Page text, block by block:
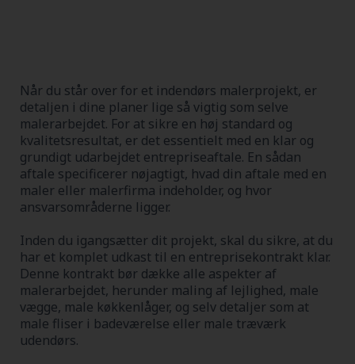
Når du står over for et indendørs malerprojekt, er
detaljen i dine planer lige så vigtig som selve
malerarbejdet. For at sikre en høj standard og
kvalitetsresultat, er det essentielt med en klar og
grundigt udarbejdet entrepriseaftale. En sådan
aftale specificerer nøjagtigt, hvad din aftale med en
maler eller malerfirma indeholder, og hvor
ansvarsområderne ligger.
Inden du igangsætter dit projekt, skal du sikre, at du
har et komplet udkast til en entreprisekontrakt klar.
Denne kontrakt bør dække alle aspekter af
malerarbejdet, herunder maling af lejlighed, male
vægge, male køkkenlåger, og selv detaljer som at
male fliser i badeværelse eller male træværk
udendørs.